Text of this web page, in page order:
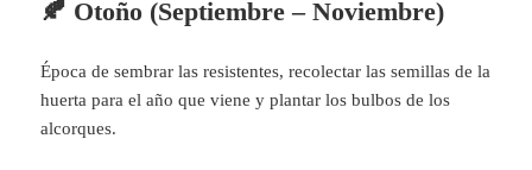
🍂 Otoño (Septiembre – Noviembre)
Época de sembrar las resistentes, recolectar las semillas de la
huerta para el año que viene y plantar los bulbos de los
alcorques.